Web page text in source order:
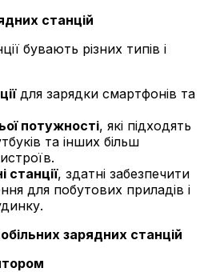
станцій
бувають різних типів і
для зарядки смартфонів та
потужності, які підходять
та інших більш
станції, здатні забезпечити
для побутових приладів і
зарядних станцій